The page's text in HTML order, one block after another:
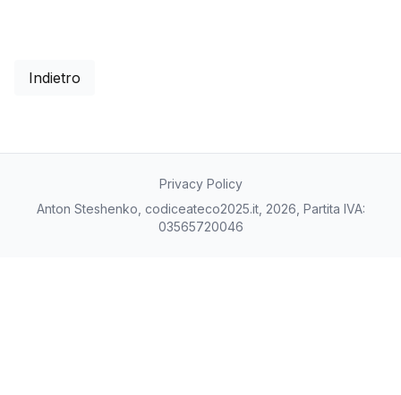
Indietro
Privacy Policy
Anton Steshenko, codiceateco2025.it, 2026, Partita IVA:
03565720046